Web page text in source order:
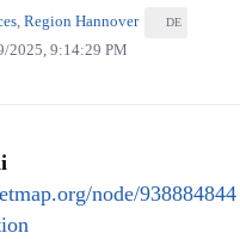
Region Hannover DE
2025, 9:14:29 PM
node/938884844